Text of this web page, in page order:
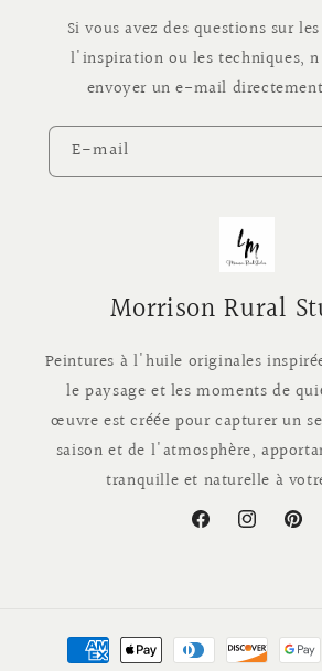
Si vous avez des questions sur
l'inspiration ou les techniques,
envoyer un e-mail
E-mail
Morrison Rural
Peintures à l'huile originales
le paysage et les moments de
œuvre est créée pour capturer un
saison et de l'atmosphère,
tranquille et naturelle à
FacebookInstagram
Moyens